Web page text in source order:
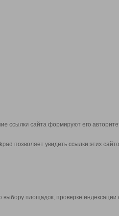
ссылки сайта формируют его
позволяет увидеть ссылки этих
площадок, проверке индексации